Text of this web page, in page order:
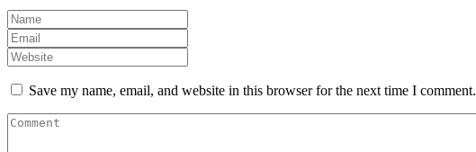
Save my name, email, and website in this browser for the next time I comment.